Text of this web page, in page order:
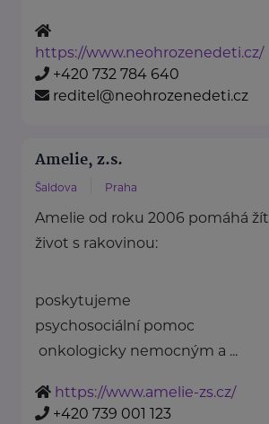
https://www.neohrozenedeti.cz/
+420 732 784 640
reditel@neohrozenedeti.cz
Amelie, z.s.
Šaldova Praha
Amelie od roku 2006 pomáhá žít
život s rakovinou:
poskytujeme
psychosociální pomoc
onkologicky nemocným a ...
https://www.amelie-zs.cz/
+420 739 001 123